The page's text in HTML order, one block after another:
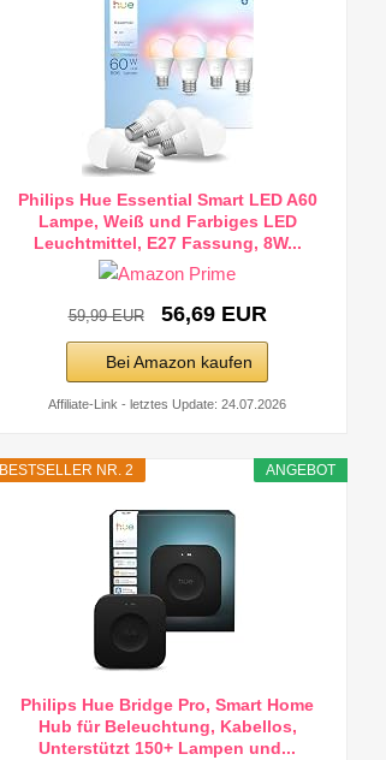
Philips Hue Essential Smart LED A60
Lampe, Weiß und Farbiges LED
Leuchtmittel, E27 Fassung, 8W...
59,99 EUR 56,69 EUR
Bei Amazon kaufen
Affiliate-Link - letztes Update: 24.07.2026
ANGEBOT
BESTSELLER NR. 2
Philips Hue Bridge Pro, Smart Home
Hub für Beleuchtung, Kabellos,
Unterstützt 150+ Lampen und...